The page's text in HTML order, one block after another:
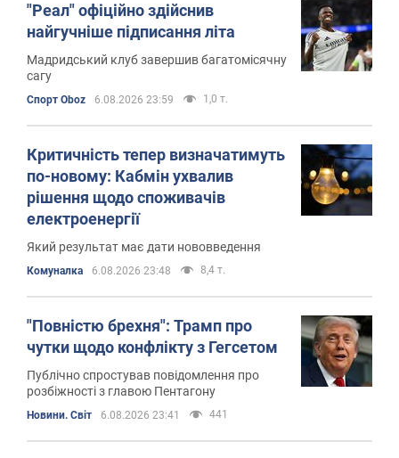
"Реал" офіційно здійснив
найгучніше підписання літа
Мадридський клуб завершив багатомісячну
сагу
Спорт Oboz 6.08.2026 23:59 1,0 т.
Критичність тепер визначатимуть
по-новому: Кабмін ухвалив
рішення щодо споживачів
електроенергії
Який результат має дати нововведення
Комуналка 6.08.2026 23:48 8,4 т.
"Повністю брехня": Трамп про
чутки щодо конфлікту з Гегсетом
Публічно спростував повідомлення про
розбіжності з главою Пентагону
Новини. Світ 6.08.2026 23:41 441